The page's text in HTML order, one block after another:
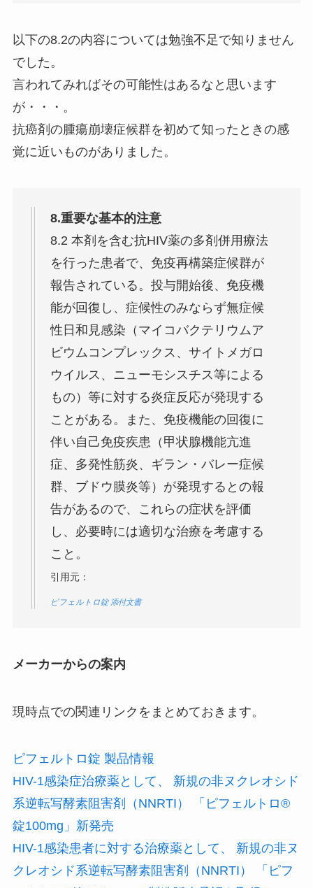
以下の8.2の内容については勉強不足で知りません
でした。
言われてみればその可能性はあるなと思います
が・・・。
抗癌剤の腫瘍崩壊症候群を初めて知ったときの感
覚に近いものがありました。
8.重要な基本的注意
8.2 本剤を含む抗HIV薬の多剤併用療法
を行った患者で、免疫再構築症候群が
報告されている。投与開始後、免疫機
能が回復し、症候性のみならず無症候
性日和見感染（マイコバクテリウムア
ビウムコンプレックス、サイトメガロ
ウイルス、ニューモシスチス等による
もの）等に対する炎症反応が発現する
ことがある。また、免疫機能の回復に
伴い自己免疫疾患（甲状腺機能亢進
症、多発性筋炎、ギラン・バレー症候
群、ブドウ膜炎等）が発現するとの報
告があるので、これらの症状を評価
し、必要時には適切な治療を考慮する
こと。
引用元：
ピフェルトロ錠 添付文書
メーカーからの案内
現時点での関連リンクをまとめておきます。
ピフェルトロ錠 製品情報
HIV-1感染症治療薬として、 新規の非ヌクレオシド
系逆転写酵素阻害剤（NNRTI） 「ピフェルトロ®
錠100mg」新発売
HIV-1感染患者に対する治療薬として、 新規の非ヌ
クレオシド系逆転写酵素阻害剤（NNRTI） 「ピフ